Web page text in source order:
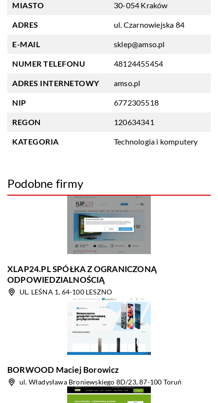
MIASTO 30-054 Kraków
ADRES ul. Czarnowiejska 84
E-MAIL sklep@amso.pl
NUMER TELEFONU 48124455454
ADRES INTERNETOWY amso.pl
NIP 6772305518
REGON 120634341
KATEGORIA Technologia i komputery
Podobne firmy
XLAP24.PL SPÓŁKA Z OGRANICZONĄ
ODPOWIEDZIALNOŚCIĄ
UL. LEŚNA 1, 64-100 LESZNO
BORWOOD Maciej Borowicz
ul. Władysława Broniewskiego 8D/23, 87-100 Toruń